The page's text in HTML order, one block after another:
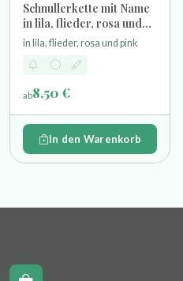
Schnullerkette mit Name
in lila, flieder, rosa und
pink
in lila, flieder, rosa und pink
ab8,50 €
In den Warenkorb